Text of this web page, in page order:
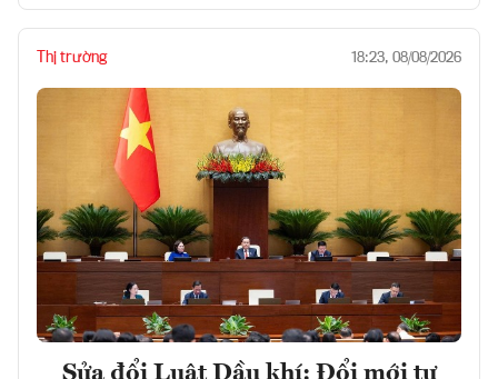
Thị trường 18:23, 08/08/2026
Sửa đổi Luật Dầu khí: Đổi mới tư